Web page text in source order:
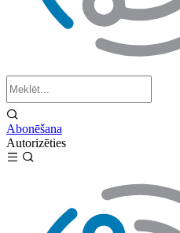
Abonēšana
Autorizēties